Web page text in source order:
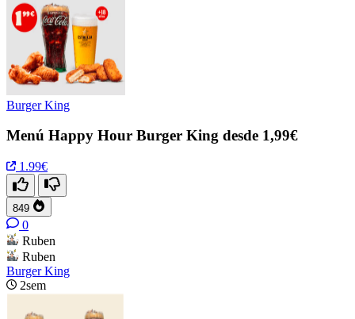
Burger King
Menú Happy Hour Burger King desde 1,99€
1.99€
849
0
Ruben
Ruben
Burger King
2sem